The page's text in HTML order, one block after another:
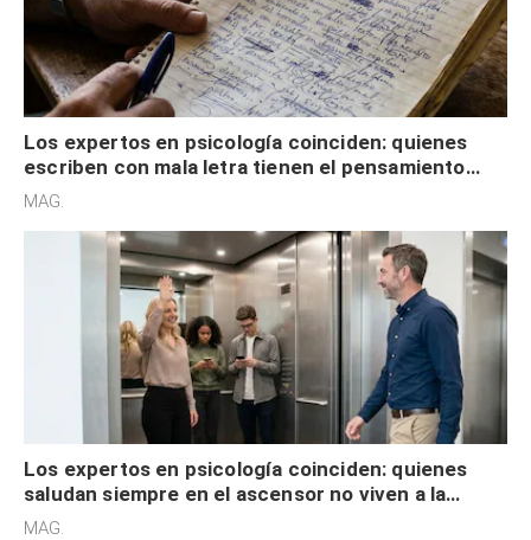
Los expertos en psicología coinciden: quienes
escriben con mala letra tienen el pensamiento
acelerado y no lo hacen por desinterés
MAG.
Los expertos en psicología coinciden: quienes
saludan siempre en el ascensor no viven a la
defensiva y tienen apertura social
MAG.